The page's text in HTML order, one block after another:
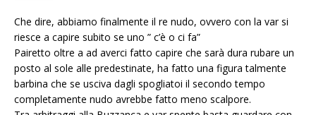
Che dire, abbiamo finalmente il re nudo, ovvero con la var si
riesce a capire subito se uno ” c’è o ci fa”
Pairetto oltre a ad averci fatto capire che sarà dura rubare un
posto al sole alle predestinate, ha fatto una figura talmente
barbina che se usciva dagli spogliatoi il secondo tempo
completamente nudo avrebbe fatto meno scalpore.